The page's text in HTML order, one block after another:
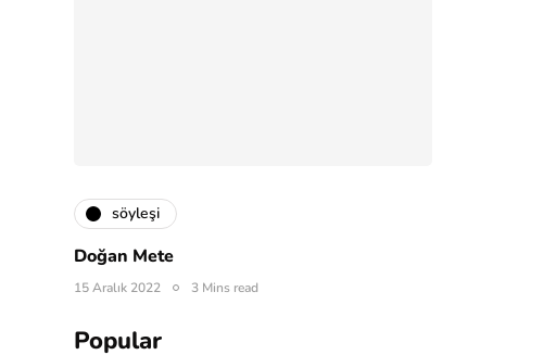
söyleşi
Doğan Mete
15 Aralık 2022 3 Mins read
Popular